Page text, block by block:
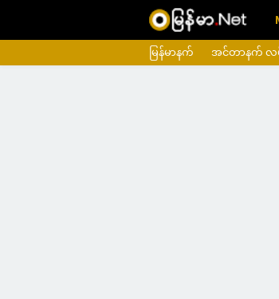
မြန်မာနက် အင်တာနက် လ